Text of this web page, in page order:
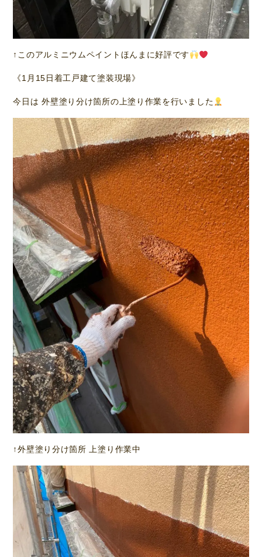
↑このアルミニウムペイントほんまに好評です
《1月15日着工戸建て塗装現場》
今日は 外壁塗り分け箇所の上塗り作業を行いました
↑外壁塗り分け箇所 上塗り作業中